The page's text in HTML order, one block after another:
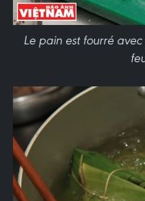
Le pain est fourré